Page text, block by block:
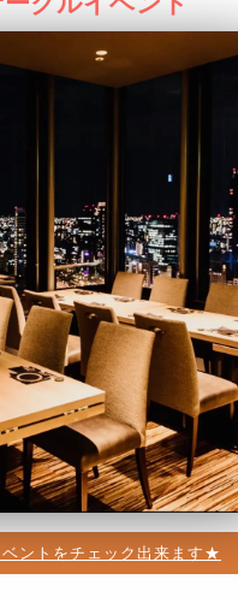
ントをチェック出来ます★